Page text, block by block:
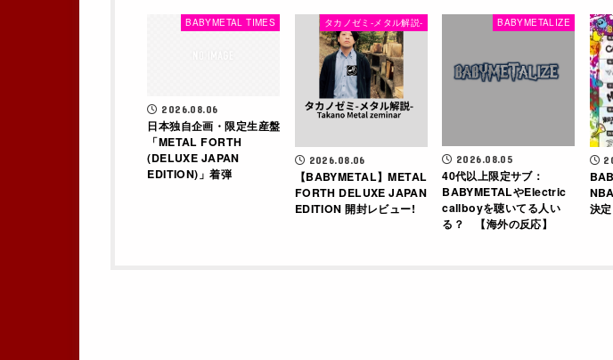
BABYMETAL TIMES
2026.08.06
日本独自企画・限定生産盤
「METAL FORTH
(DELUXE JAPAN
EDITION)」着弾
タカノゼミ-メタル解説-
2026.08.06
【BABYMETAL】METAL
FORTH DELUXE JAPAN
EDITION 開封レビュー!
BABYMETALIZE
2026.08.05
40代以上限定サブ：
BABYMETALやElectric
callboyを聴いてる人い
る？ 【海外の反応】
決定